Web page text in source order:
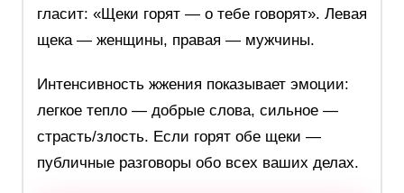
гласит: «Щеки горят — о тебе говорят». Левая
щека — женщины, правая — мужчины.
Интенсивность жжения показывает эмоции:
легкое тепло — добрые слова, сильное —
страсть/злость. Если горят обе щеки —
публичные разговоры обо всех ваших делах.